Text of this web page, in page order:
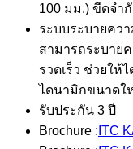
100 มม.) ขีดจำ
ระบบระบายคว
สามารถระบาย
รวดเร็ว ช่วยให้
ไดนามิกขนาดใ
รับประกัน 3 ปี
Brochure : ITC